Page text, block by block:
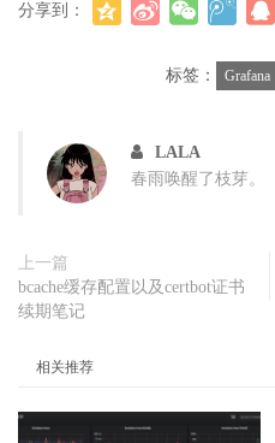
分享到：
标签： Grafana
LALA
春雨唤醒了枝芽。
上一篇
bcache缓存配置以及certbot证书
续期笔记
相关推荐